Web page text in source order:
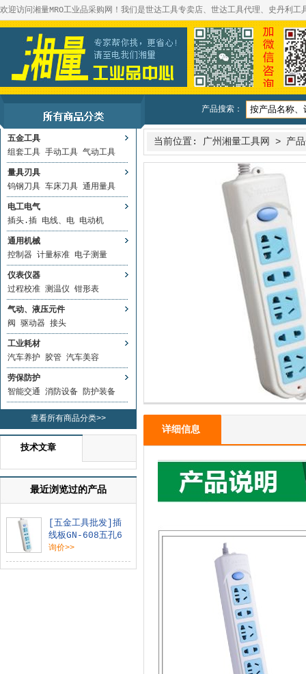
欢迎访问湘量MRO工业品采购网！我们是世达工具专卖店、世达工具代理、史丹利
产品搜索：
五金工具
组套工具 手动工具 气动工具
量具刃具
钨钢刀具 车床刀具 通用量具
电工电气
插头.插 电线、电 电动机
通用机械
控制器 计量标准 电子测量
仪表仪器
过程校准 测温仪 钳形表
气动、液压元件
阀
驱动器 接头
工业耗材
汽车养护 胶管 汽车美容
劳保防护
智能交通 消防设备 防护装备
查看所有商品分类>>
技术文章
最近浏览过的产品
[五金工具批发]插
线板GN-608五孔6
米
询价>>
当前位置: 广州湘量工具网 > 产
详细信息